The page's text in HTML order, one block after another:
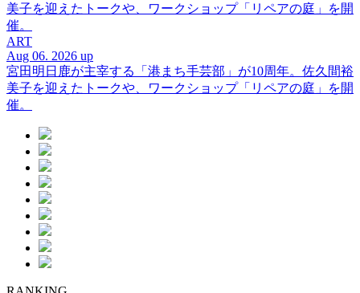
美子を迎えたトークや、ワークショップ「リペアの庭」を開
催。
ART
Aug 06. 2026 up
宮田明日鹿が主宰する「港まち手芸部」が10周年。佐久間裕
美子を迎えたトークや、ワークショップ「リペアの庭」を開
催。